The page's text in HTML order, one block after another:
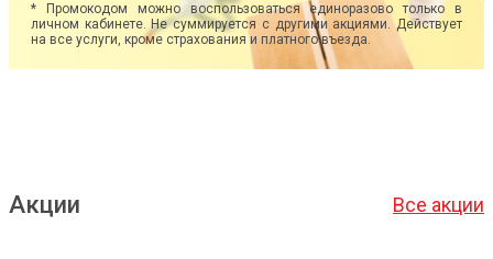
* Промокодом можно воспользоваться единоразово только в
личном кабинете. Не суммируется с другими акциями. Действует
на все услуги, кроме страхования и платного въезда.
Акции Все акции